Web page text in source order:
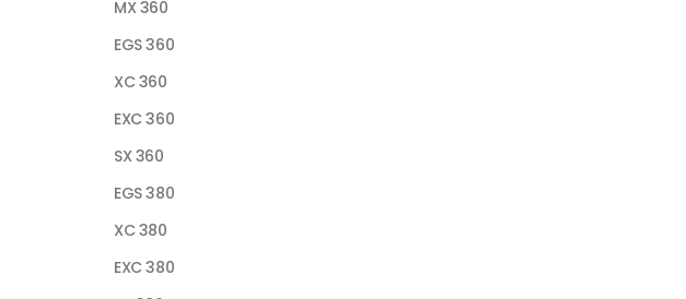
MX 360
EGS 360
XC 360
EXC 360
SX 360
EGS 380
XC 380
EXC 380